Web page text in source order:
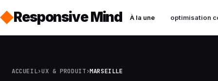
Responsive Mind À la une optimisation
ACCUEIL›UX & PRODUIT›MARSEILLE